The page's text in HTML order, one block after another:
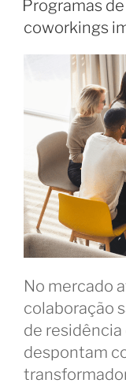
Programas
coworkings
No mercado
colaboração
de
despontam